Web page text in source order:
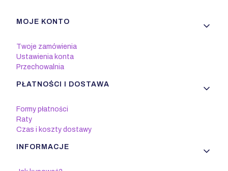
Linki w stopce
MOJE KONTO
Twoje zamówienia
Ustawienia konta
Przechowalnia
PŁATNOŚCI I DOSTAWA
Formy płatności
Raty
Czas i koszty dostawy
INFORMACJE